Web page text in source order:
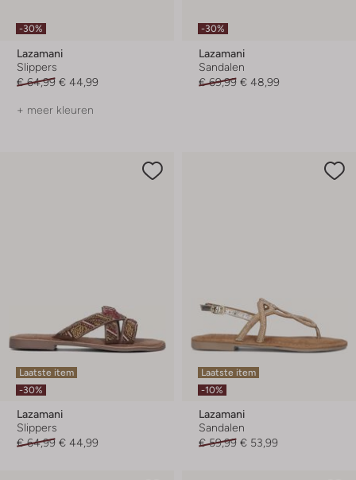
-30%
Lazamani
Slippers
€ 64,99 € 44,99
+ meer kleuren
-30%
Lazamani
Sandalen
€ 69,99 € 48,99
Laatste item
-30%
Lazamani
Slippers
€ 64,99 € 44,99
Laatste item
-10%
Lazamani
Sandalen
€ 59,99 € 53,99